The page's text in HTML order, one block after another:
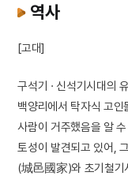
역사
[고대]
구석기 · 신석기시대의
백양리에서 탁자식 고
사람이 거주했음을 알
토성이 발견되고 있어,
(城邑國家)와 초기철기